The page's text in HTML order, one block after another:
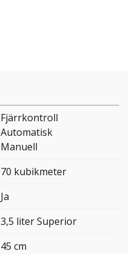
Fjärrkontroll
Automatisk
Manuell
70 kubikmeter
Ja
3,5 liter Superior
45 cm